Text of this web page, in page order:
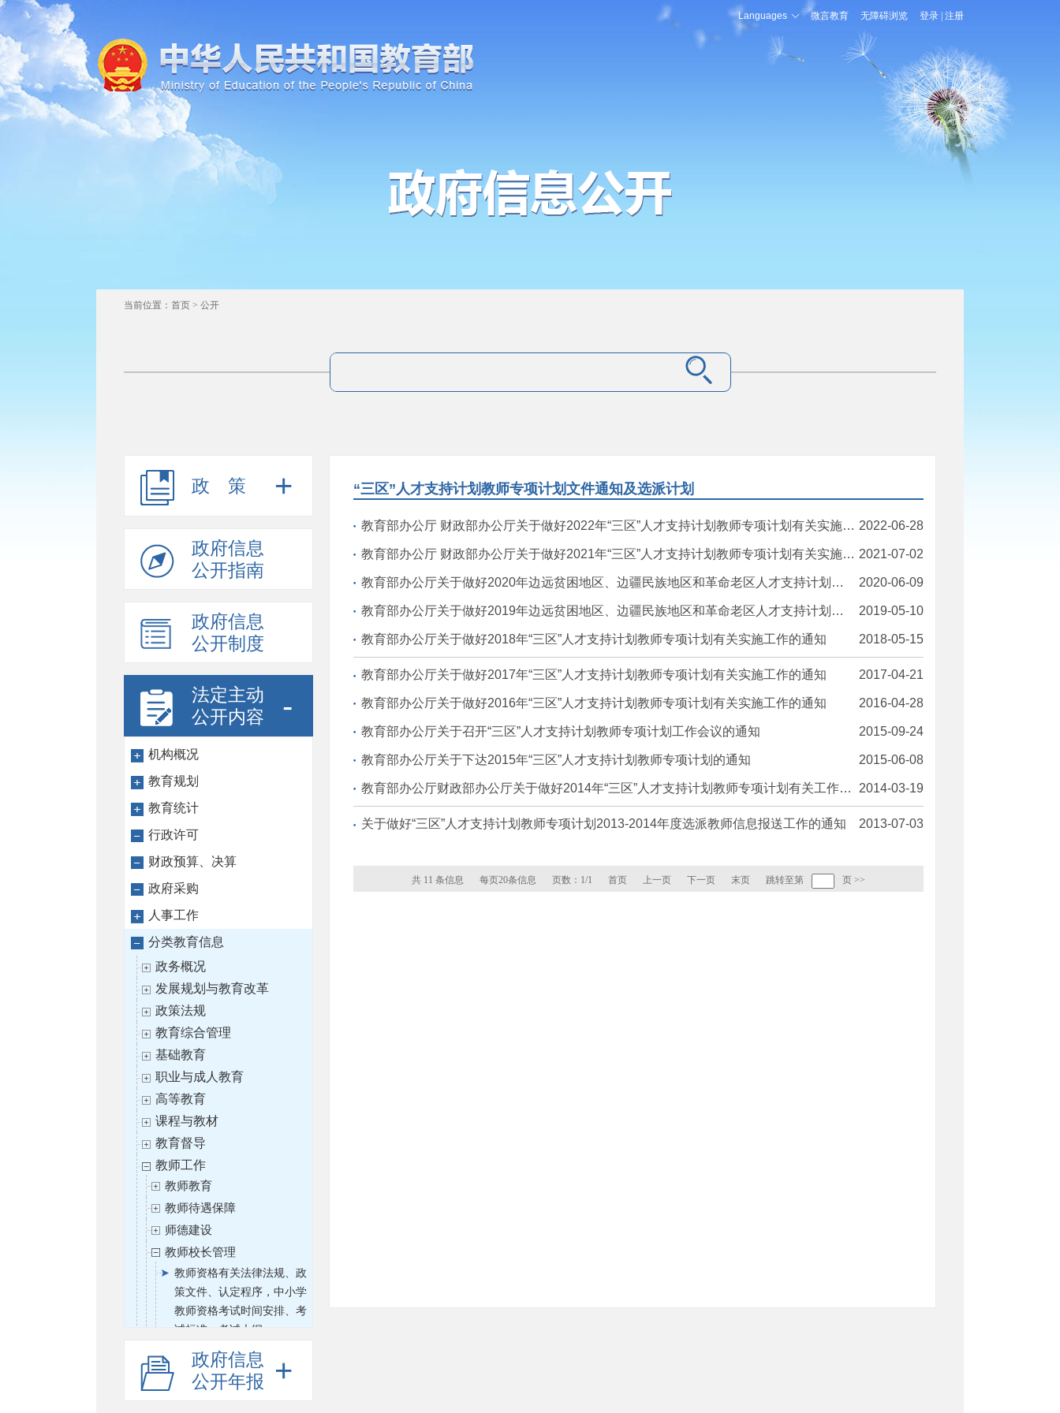
Languages 微言教育 无障碍浏览 登录 注册
当前位置： 首页 > 公开
政策
政府信息
公开指南
政府信息
公开制度
法定主动
公开内容
机构概况
教育规划
教育统计
行政许可
财政预算、决算
政府采购
人事工作
分类教育信息
政务概况
发展规划与教育改革
政策法规
教育综合管理
基础教育
职业与成人教育
高等教育
课程与教材
教育督导
教师工作
教师教育
教师待遇保障
师德建设
教师校长管理
教师资格有关法律法规、政
策文件、认定程序，中小学
教师资格考试时间安排、考
试标准、考试大纲
中小学教师招聘相关政策文
中小学校长管理相关政策文
政府信息
公开年报
“三区”人才支持计划教师专项计划文件通知及选派计划
2022-06-28
教育部办公厅 财政部办公厅关于做好2022年“三区”人才支持计划教师专项计划有关实施工作的通知
2021-07-02
教育部办公厅 财政部办公厅关于做好2021年“三区”人才支持计划教师专项计划有关实施工作的通知
2020-06-09
教育部办公厅关于做好2020年边远贫困地区、边疆民族地区和革命老区人才支持计划教师专项计划有关实施工作的通知
2019-05-10
教育部办公厅关于做好2019年边远贫困地区、边疆民族地区和革命老区人才支持计划教师专项计划有关实施工作的通知
2018-05-15
教育部办公厅关于做好2018年“三区”人才支持计划教师专项计划有关实施工作的通知
2017-04-21
教育部办公厅关于做好2017年“三区”人才支持计划教师专项计划有关实施工作的通知
2016-04-28
教育部办公厅关于做好2016年“三区”人才支持计划教师专项计划有关实施工作的通知
2015-09-24
教育部办公厅关于召开“三区”人才支持计划教师专项计划工作会议的通知
2015-06-08
教育部办公厅关于下达2015年“三区”人才支持计划教师专项计划的通知
2014-03-19
教育部办公厅财政部办公厅关于做好2014年“三区”人才支持计划教师专项计划有关工作的通知
2013-07-03
关于做好“三区”人才支持计划教师专项计划2013-2014年度选派教师信息报送工作的通知
共 11 条信息 每页20条信息 页数：1/1 首页 上一页 下一页 末页 跳转至第 页 >>